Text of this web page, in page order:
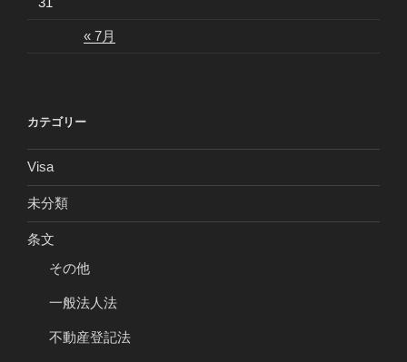
« 7月
カテゴリー
Visa
未分類
条文
その他
一般法人法
不動産登記法